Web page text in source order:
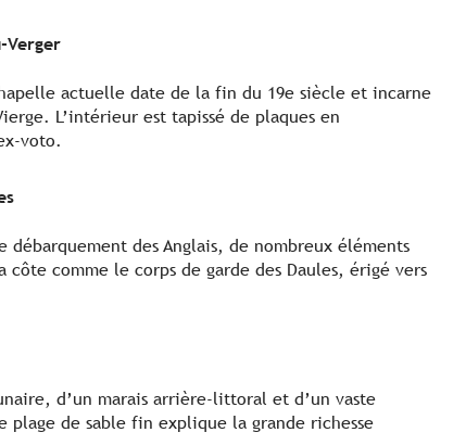
Verger
actuelle date de la fin du 19e siècle et incarne
L’intérieur est tapissé de plaques en
voto.
des Anglais, de nombreux éléments
comme le corps de garde des Daules, érigé vers
d’un marais arrière-littoral et d’un vaste
plage de sable fin explique la grande richesse